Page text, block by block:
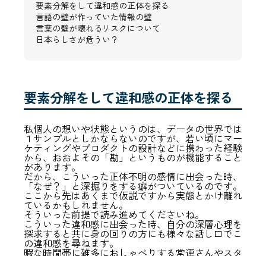
要素分解をして違和感の正体を探る
言語の壁が作っていた情報の壁
言葉の壁が壊れるリスクについて
日本らしさが危うい？
要素分解をして違和感の正体を探る
私個人の想いや状態というのは、データの世界では
１サンプルとしかならないのですが、若い頃にマー
ケティングやプロダクトの設計などに携わった経験
から、おおよその「勘」というものが機能すること
があります。
だから、こういった正体不明の感情に出会った時、
「なぜ？」と深掘りをする癖がついているのです。
ここから先はあくまで仮説ですから実態とかけ離れ
ているかもしれません。
そういった前提で読み進めてくださいね。
こういった違和感に出会った時、自分の深層心理を
探求すると共に身の回りの方にも様々な話し口でこ
の違和感を尋ねます。
暇な時間帯に雑多におしゃべりする常連さんやスタ